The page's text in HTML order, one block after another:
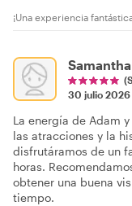
¡Una experiencia
Samantha
30 julio 2026
La energía de Adam
las atracciones y la
disfrutáramos de un
horas.
obtener una buena
tiempo.